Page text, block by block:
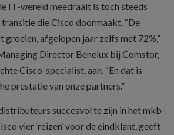
IT-wereld meedraait is toch steeds
die Cisco doormaakt. “De
afgelopen jaar zelfs met 72%,”
Director Benelux bij Comstor,
Cisco-specialist, aan. “En dat is
prestatie van onze partners.”
succesvol te zijn in het mkb-
vier ‘reizen’ voor de eindklant, geeft